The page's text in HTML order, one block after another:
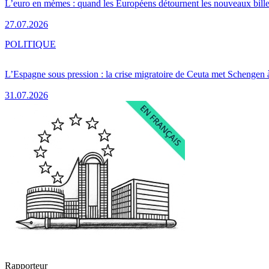
L’euro en mèmes : quand les Européens détournent les nouveaux
27.07.2026
L’Espagne sous pression : la crise migratoire de Ceuta met Schengen
31.07.2026
POLITIQUE
Rapporteur